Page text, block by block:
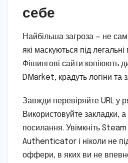
себе
Найбільша загроза — не
які маскуються під
Фішингові сайти копіюють
DMarket, крадуть логіни та
Завжди перевіряйте URL у
Використовуйте закладки,
посилання. Увімкніть
Authenticator і ніколи не
оффери, в яких ви не